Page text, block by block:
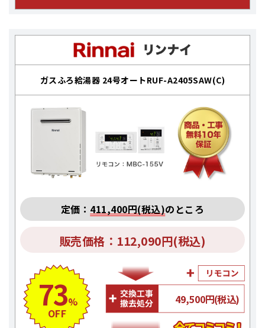
ガスふろ給湯器 24号オートRUF-A2405SAW(C)
定価： 411,400円(税込)のところ
販売価格：112,090円(税込)
73%
OFF
49,500円(税込)